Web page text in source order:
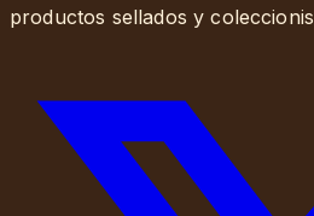
productos sellados y